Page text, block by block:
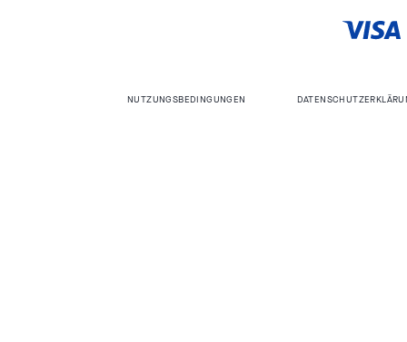
NUTZUNGSBEDINGUNGEN